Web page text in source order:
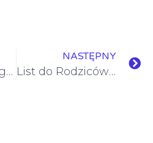
Za siedmioma górami…
NASTĘPNY
List do Rodziców – czerwiec 2020